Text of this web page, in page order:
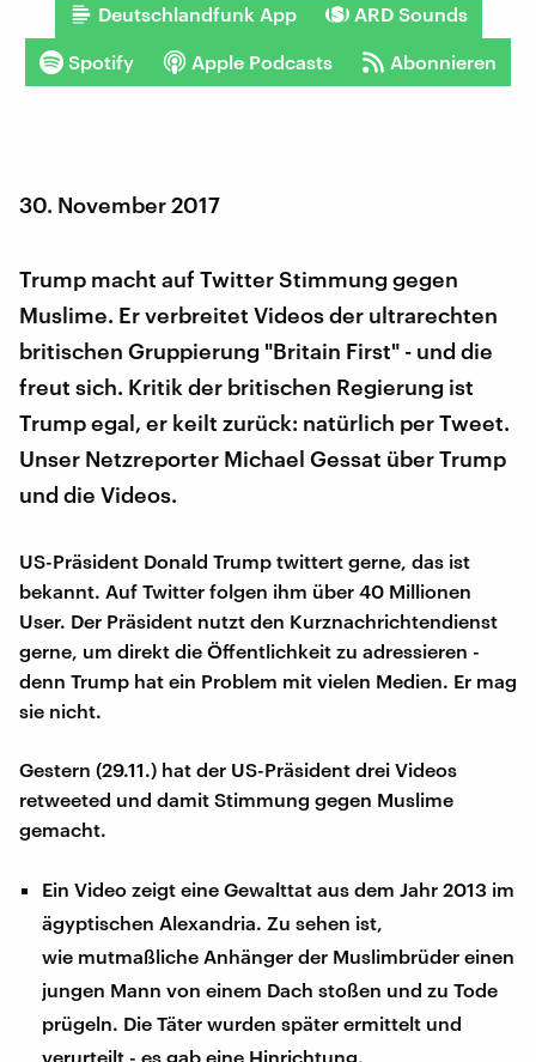
Deutschlandfunk App ARD Sounds
Spotify Apple Podcasts Abonnieren
30. November 2017
Trump macht auf Twitter Stimmung gegen
Muslime. Er verbreitet Videos der ultrarechten
britischen Gruppierung "Britain First" - und die
freut sich. Kritik der britischen Regierung ist
Trump egal, er keilt zurück: natürlich per Tweet.
Unser Netzreporter Michael Gessat über Trump
und die Videos.
US-Präsident Donald Trump twittert gerne, das ist
bekannt. Auf Twitter folgen ihm über 40 Millionen
User. Der Präsident nutzt den Kurznachrichtendienst
gerne, um direkt die Öffentlichkeit zu adressieren -
denn Trump hat ein Problem mit vielen Medien. Er mag
sie nicht.
Gestern (29.11.) hat der US-Präsident drei Videos
retweeted und damit Stimmung gegen Muslime
gemacht.
Ein Video zeigt eine Gewalttat aus dem Jahr 2013 im
ägyptischen Alexandria. Zu sehen ist,
wie mutmaßliche Anhänger der Muslimbrüder einen
jungen Mann von einem Dach stoßen und zu Tode
prügeln. Die Täter wurden später ermittelt und
verurteilt - es gab eine Hinrichtung.